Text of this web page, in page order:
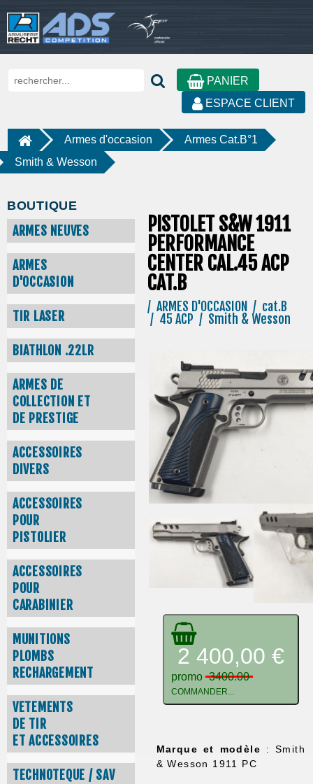
PANIER
ESPACE CLIENT
Armes d'occasion
Armes Cat.B°1
Smith & Wesson
BOUTIQUE
ARMES NEUVES
ARMES
D'OCCASION
TIR LASER
BIATHLON .22LR
ARMES DE
COLLECTION ET
DE PRESTIGE
ACCESSOIRES
DIVERS
ACCESSOIRES
POUR
PISTOLIER
ACCESSOIRES
POUR
CARABINIER
MUNITIONS
PLOMBS
RECHARGEMENT
VETEMENTS
DE TIR
ET ACCESSOIRES
TECHNOTEQUE / SAV
PISTOLET S&W 1911
PERFORMANCE
CENTER CAL.45 ACP
CAT.B
/ ARMES D'OCCASION / cat.B
/ 45 ACP / Smith & Wesson
2 400,00 €
promo 3400.00
COMMANDER...
Marque et modèle : Smith
& Wesson 1911 PC